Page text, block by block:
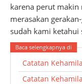
karena perut makin
merasakan
sudah kami ketahui
Catatan
Catatan